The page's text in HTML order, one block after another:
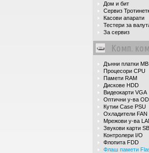
Дом и бит
Сервиз
Касови апарати
Тестери за
За сервиз
Комп.
Дънни платки MB
Процесори CPU
Памети RAM
Дискове HDD
Видеокарти VGA
Оптични у-ва
Кутии Case PSU
Охладители FAN
Мрежови у-ва
Звукови карти SB
Контролери I/O
Флопита FDD
Флаш памети